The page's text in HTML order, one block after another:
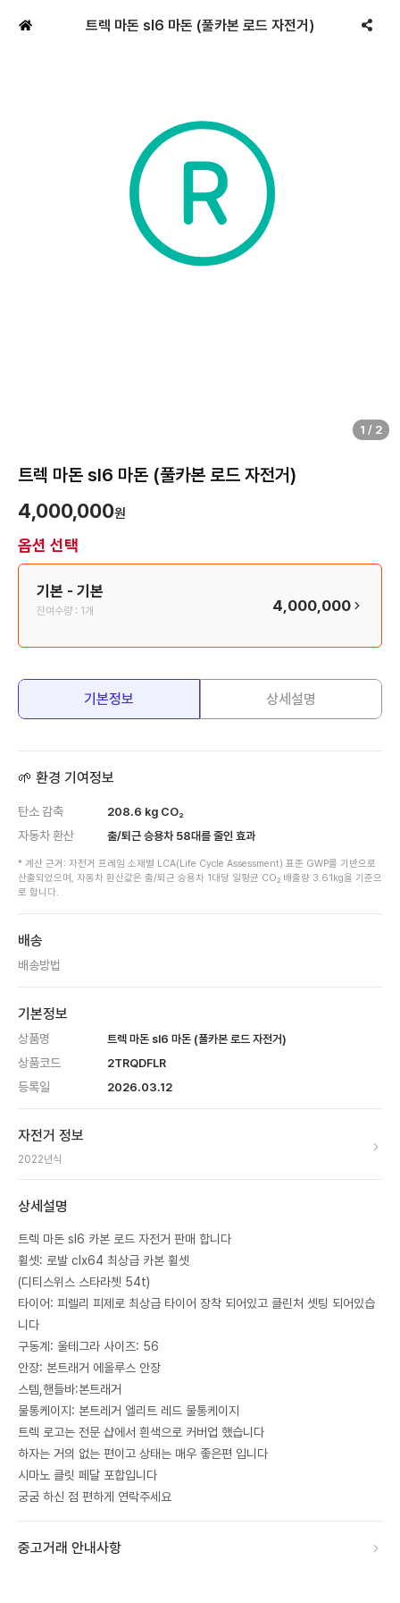
트렉 마돈 sl6 마돈 (풀카본 로드 자전거)
1 / 2
트렉 마돈 sl6 마돈 (풀카본 로드 자전거)
4,000,000원
옵션 선택
기본 - 기본
잔여수량 : 1개 4,000,000
기본정보 상세설명
🌱 환경 기여정보
탄소 감축 208.6 kg CO₂
자동차 환산 출/퇴근 승용차 58대를 줄인 효과
* 계산 근거: 자전거 프레임 소재별 LCA(Life Cycle Assessment) 표준 GWP를 기반으로
산출되었으며, 자동차 환산값은 출/퇴근 승용차 1대당 일평균 CO₂ 배출량 3.61kg을 기준으
로 합니다.
배송
배송방법
기본정보
상품명 트렉 마돈 sl6 마돈 (풀카본 로드 자전거)
상품코드 2TRQDFLR
등록일 2026.03.12
자전거 정보
2022년식
상세설명
트렉 마돈 sl6 카본 로드 자전거 판매 합니다
휠셋: 로발 clx64 최상급 카본 휠셋
(디티스위스 스타라쳇 54t)
타이어: 피렐리 피제로 최상급 타이어 장착 되어있고 클린처 셋팅 되어있습
니다
구동계: 울테그라 사이즈: 56
안장: 본트래거 에올루스 안장
스템,핸들바:본트래거
물통케이지: 본트레거 엘리트 레드 물통케이지
트렉 로고는 전문 샵에서 흰색으로 커버업 했습니다
하자는 거의 없는 편이고 상태는 매우 좋은편 입니다
시마노 클릿 페달 포합입니다
궁굼 하신 점 편하게 연락주세요
중고거래 안내사항